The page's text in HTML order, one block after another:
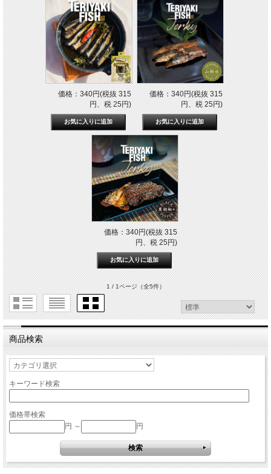
価格：340円(税抜 315
円、税 25円)
価格：340円(税抜 315
円、税 25円)
価格：340円(税抜 315
円、税 25円)
1 / 1ページ（全5件）
商品検索
キーワード検索
価格帯検索
円 ～
円